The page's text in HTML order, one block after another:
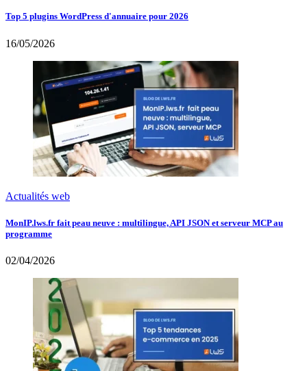
Top 5 plugins WordPress d'annuaire pour 2026
16/05/2026
Actualités web
MonIP.lws.fr fait peau neuve : multilingue, API JSON et serveur MCP au
programme
02/04/2026